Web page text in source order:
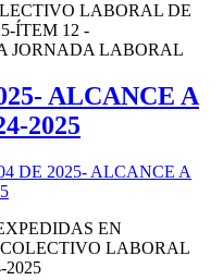
LABORAL DE
ÍTEM 12 -
JORNADA LABORAL
ALCANCE A
2025
DE 2025- ALCANCE A
EN
LABORAL